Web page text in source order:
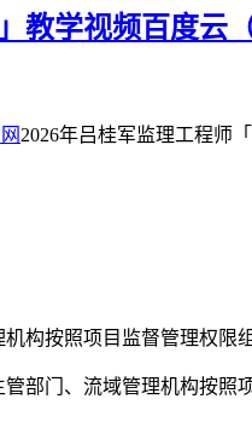
教学视频百度云
2026年吕桂军监理工程师
构按照项目监督管理权限
部门、流域管理机构按照